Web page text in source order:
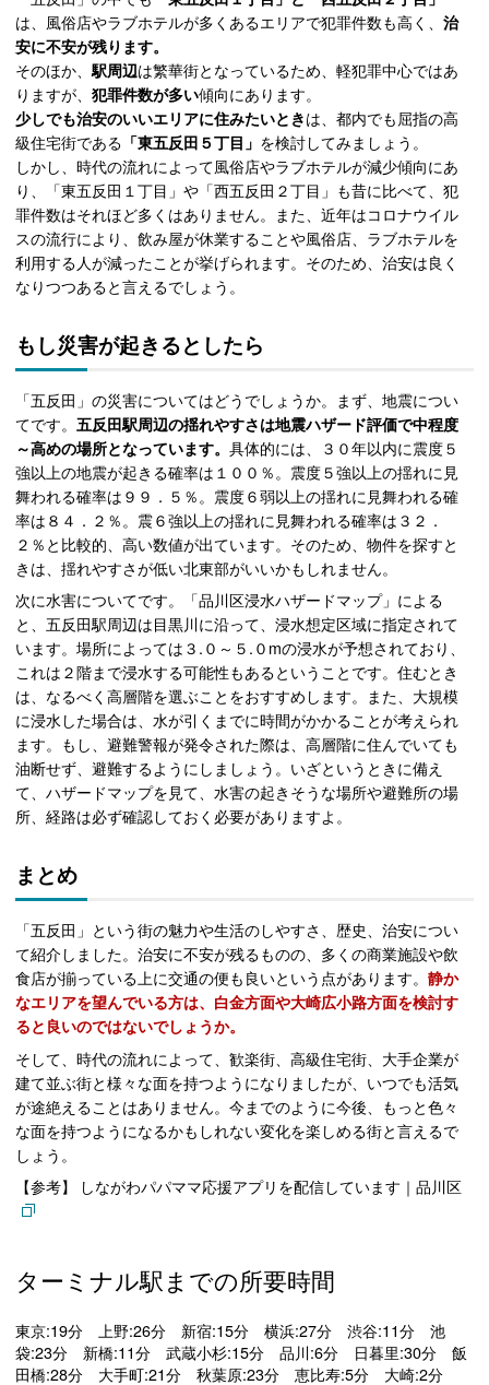
は、風俗店やラブホテルが多くあるエリアで犯罪件数も高く、治
安に不安が残ります。
そのほか、駅周辺は繁華街となっているため、軽犯罪中心ではあ
りますが、犯罪件数が多い傾向にあります。
少しでも治安のいいエリアに住みたいときは、都内でも屈指の高
級住宅街である 「東五反田５丁目」 を検討してみましょう。
しかし、時代の流れによって風俗店やラブホテルが減少傾向にあ
り、「東五反田１丁目」や「西五反田２丁目」も昔に比べて、犯
罪件数はそれほど多くはありません。また、近年はコロナウイル
スの流行により、飲み屋が休業することや風俗店、ラブホテルを
利用する人が減ったことが挙げられます。そのため、治安は良く
なりつつあると言えるでしょう。
もし災害が起きるとしたら
「五反田」の災害についてはどうでしょうか。まず、地震につい
てです。五反田駅周辺の揺れやすさは地震ハザード評価で中程度
～高めの場所となっています。具体的には、３０年以内に震度５
強以上の地震が起きる確率は１００％。震度５強以上の揺れに見
舞われる確率は９９．５％。震度６弱以上の揺れに見舞われる確
率は８４．２％。震６強以上の揺れに見舞われる確率は３２．
２％と比較的、高い数値が出ています。そのため、物件を探すと
きは、揺れやすさが低い北東部がいいかもしれません。
次に水害についてです。「品川区浸水ハザードマップ」による
と、五反田駅周辺は目黒川に沿って、浸水想定区域に指定されて
います。場所によっては３.０～５.０mの浸水が予想されており、
これは２階まで浸水する可能性もあるということです。住むとき
は、なるべく高層階を選ぶことをおすすめします。また、大規模
に浸水した場合は、水が引くまでに時間がかかることが考えられ
ます。もし、避難警報が発令された際は、高層階に住んでいても
油断せず、避難するようにしましょう。いざというときに備え
て、ハザードマップを見て、水害の起きそうな場所や避難所の場
所、経路は必ず確認しておく必要がありますよ。
まとめ
「五反田」という街の魅力や生活のしやすさ、歴史、治安につい
て紹介しました。治安に不安が残るものの、多くの商業施設や飲
食店が揃っている上に交通の便も良いという点があります。静か
なエリアを望んでいる方は、白金方面や大崎広小路方面を検討す
ると良いのではないでしょうか。
そして、時代の流れによって、歓楽街、高級住宅街、大手企業が
建て並ぶ街と様々な面を持つようになりましたが、いつでも活気
が途絶えることはありません。今までのように今後、もっと色々
な面を持つようになるかもしれない変化を楽しめる街と言えるで
しょう。
参考
しながわパパママ応援アプリを配信しています｜品川区
ターミナル駅までの所要時間
東京:19分 上野:26分 新宿:15分 横浜:27分 渋谷:11分 池
袋:23分 新橋:11分 武蔵小杉:15分 品川:6分 日暮里:30分 飯
田橋:28分 大手町:21分 秋葉原:23分 恵比寿:5分 大崎:2分